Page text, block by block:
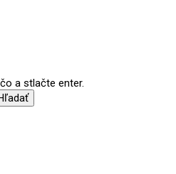
a ložiskovej geológie
Komenského v Bratislave
a stlačte enter.
a ložiskovej geológie
Univerzity Komenského